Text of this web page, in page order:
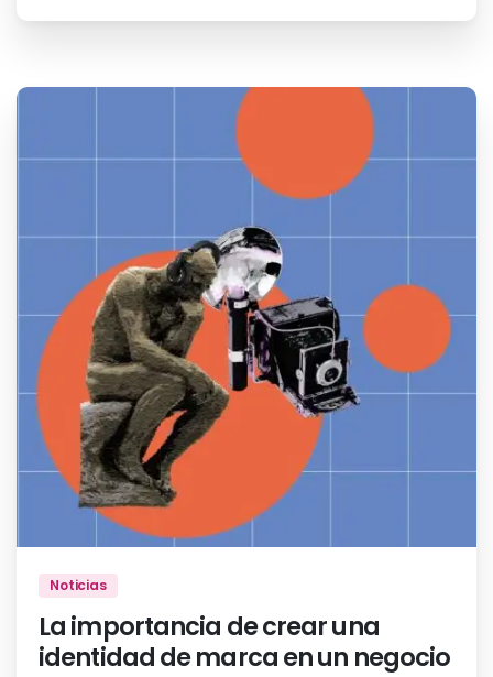
Noticias
La importancia de crear una
identidad de marca en un negocio